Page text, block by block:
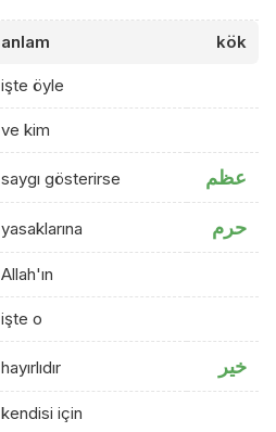
anlam kök
işte öyle
ve kim
saygı gösterirse عظم
yasaklarına حرم
Allah'ın
işte o
hayırlıdır خير
kendisi için